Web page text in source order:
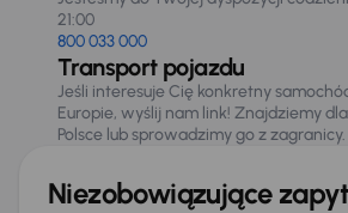
21:00
800 033 000
Transport pojazdu
Jeśli interesuje Cię konkretny
Europie, wyślij nam link! Znajdziemy
Polsce lub sprowadzimy go z zagranicy.
Niezobowiązujące